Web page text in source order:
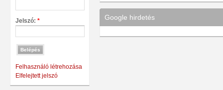
Jelszó: *
Felhasználó létrehozása
Elfelejtett jelszó
Google hirdetés